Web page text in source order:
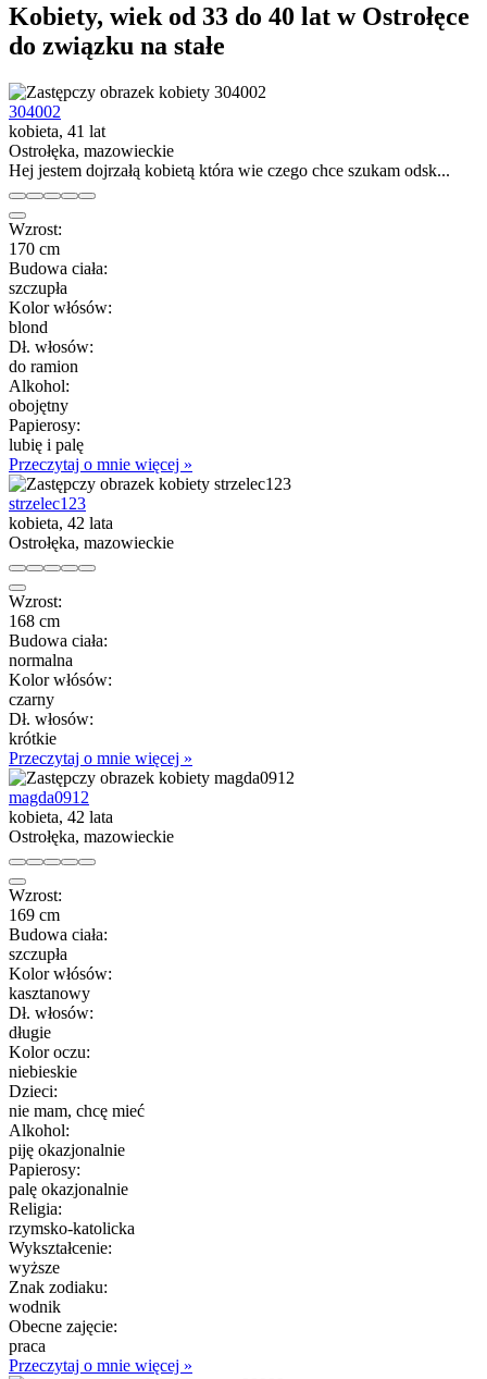
Kobiety, wiek od 33 do 40 lat w Ostrołęce
do związku na stałe
304002
kobieta, 41 lat
Ostrołęka, mazowieckie
Hej jestem dojrzałą kobietą która wie czego chce szukam odsk...
Wzrost:
170 cm
Budowa ciała:
szczupła
Kolor włósów:
blond
Dł. włosów:
do ramion
Alkohol:
obojętny
Papierosy:
lubię i palę
Przeczytaj o mnie więcej »
strzelec123
kobieta, 42 lata
Ostrołęka, mazowieckie
Wzrost:
168 cm
Budowa ciała:
normalna
Kolor włósów:
czarny
Dł. włosów:
krótkie
Przeczytaj o mnie więcej »
magda0912
kobieta, 42 lata
Ostrołęka, mazowieckie
Wzrost:
169 cm
Budowa ciała:
szczupła
Kolor włósów:
kasztanowy
Dł. włosów:
długie
Kolor oczu:
niebieskie
Dzieci:
nie mam, chcę mieć
Alkohol:
piję okazjonalnie
Papierosy:
palę okazjonalnie
Religia:
rzymsko-katolicka
Wykształcenie:
wyższe
Znak zodiaku:
wodnik
Obecne zajęcie:
praca
Przeczytaj o mnie więcej »